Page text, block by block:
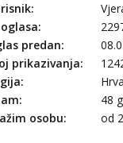
predan:
prikazivanja:
48
osobu:
od